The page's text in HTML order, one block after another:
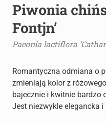
Piwonia
Fontjn’
Paeonia lactiflora
Romantyczna odmiana o
zmieniają kolor z
bajecznie i kwitnie bardzo
Jest niezwykle elegancka i